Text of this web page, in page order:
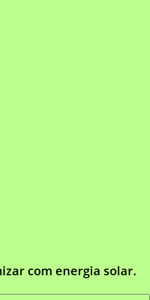
com energia solar.